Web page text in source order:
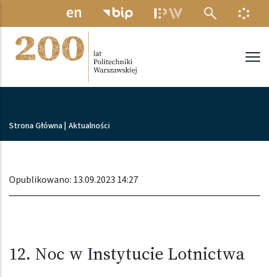
Przejdź do treści
MENU
Ścieżka nawigacyjna
Strona Główna Aktualności
Opublikowano: 13.09.2023 14:27
12. Noc w Instytucie Lotnictwa